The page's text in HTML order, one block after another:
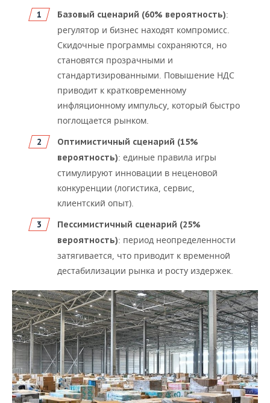
Базовый сценарий (60% вероятность):
регулятор и бизнес находят компромисс.
Скидочные программы сохраняются, но
становятся прозрачными и
стандартизированными. Повышение НДС
приводит к кратковременному
инфляционному импульсу, который быстро
поглощается рынком.
Оптимистичный сценарий (15%
вероятность): единые правила игры
стимулируют инновации в неценовой
конкуренции (логистика, сервис,
клиентский опыт).
Пессимистичный сценарий (25%
вероятность): период неопределенности
затягивается, что приводит к временной
дестабилизации рынка и росту издержек.